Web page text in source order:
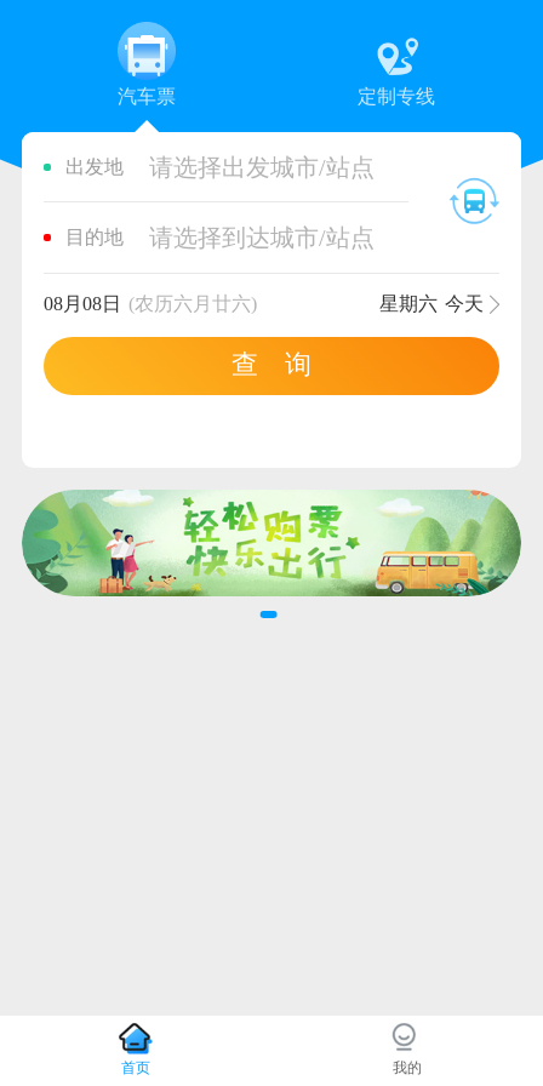
汽车票 定制专线
出发地 请选择出发城市/站点
目的地 请选择到达城市/站点
08月08日 (农历六月廿六) 星期六 今天
查 询
首页 我的